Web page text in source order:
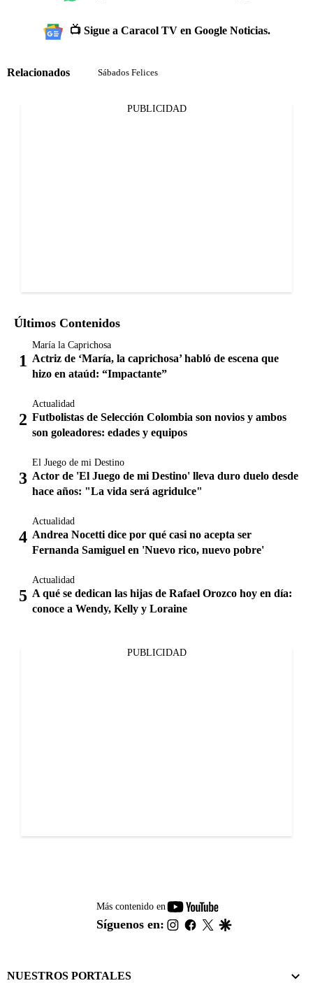
📺 Sigue a Caracol TV en Google Noticias.
Relacionados Sábados Felices
PUBLICIDAD
Últimos Contenidos
María la Caprichosa
Actriz de ‘María, la caprichosa’ habló de escena que
hizo en ataúd: “Impactante”
Actualidad
Futbolistas de Selección Colombia son novios y ambos
son goleadores: edades y equipos
El Juego de mi Destino
Actor de 'El Juego de mi Destino' lleva duro duelo desde
hace años: "La vida será agridulce"
Actualidad
Andrea Nocetti dice por qué casi no acepta ser
Fernanda Samiguel en 'Nuevo rico, nuevo pobre'
Actualidad
A qué se dedican las hijas de Rafael Orozco hoy en día:
conoce a Wendy, Kelly y Loraine
PUBLICIDAD
Más contenido en
youtube-
footer
Síguenos en: instagram
facebook
twitter
NUESTROS PORTALES